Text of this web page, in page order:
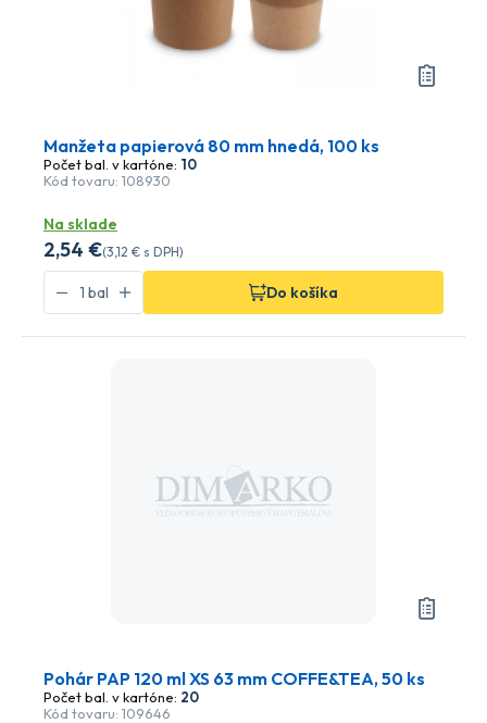
Manžeta papierová 80 mm hnedá, 100 ks
Počet bal. v kartóne: 10
Kód tovaru: 108930
Na sklade
2,54 €(3,12 € s DPH)
Do košíka
Pohár PAP 120 ml XS 63 mm COFFE&TEA, 50 ks
Počet bal. v kartóne: 20
Kód tovaru: 109646